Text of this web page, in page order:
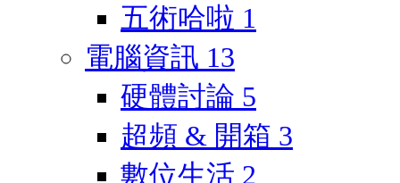
五術哈啦 1
電腦資訊 13
硬體討論 5
超頻 & 開箱 3
數位生活 2